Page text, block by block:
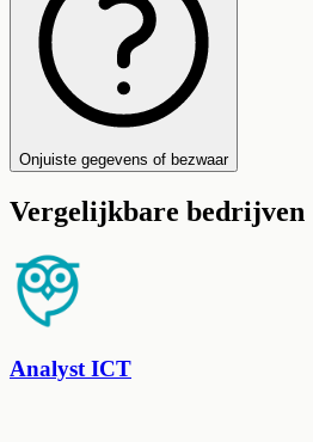
Onjuiste gegevens of bezwaar
Vergelijkbare bedrijven
Analyst ICT